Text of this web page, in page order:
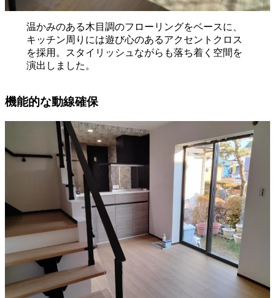
温かみのある木目調のフローリングをベースに、
キッチン周りには遊び心のあるアクセントクロス
を採用。スタイリッシュながらも落ち着く空間を
演出しました。
機能的な動線確保